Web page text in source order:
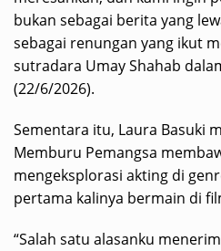
bukan sebagai berita yang
sebagai renungan yang ikut
sutradara Umay Shahab
(22/6/2026).
Sementara itu, Laura Basuki
Memburu Pemangsa
mengeksplorasi akting di
pertama kalinya bermain di
“Salah satu alasanku